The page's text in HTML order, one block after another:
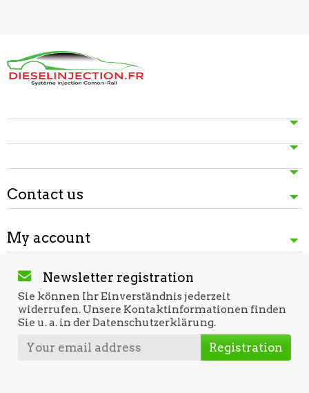
Contact us
My account
Newsletter registration
Sie können Ihr Einverständnis jederzeit
widerrufen. Unsere Kontaktinformationen finden
Sie u. a. in der Datenschutzerklärung.